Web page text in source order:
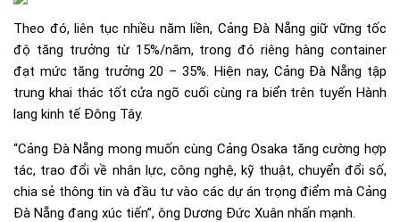
Theo đó, liên tục nhiều năm liền, Cảng Đà Nẵng giữ vững tốc
độ tăng trưởng từ 15%/năm, trong đó riêng hàng container
đạt mức tăng trưởng 20 – 35%. Hiện nay, Cảng Đà Nẵng tập
trung khai thác tốt cửa ngõ cuối cùng ra biển trên tuyến Hành
lang kinh tế Đông Tây.
“Cảng Đà Nẵng mong muốn cùng Cảng Osaka tăng cường hợp
tác, trao đổi về nhân lực, công nghệ, kỹ thuật, chuyển đổi số,
chia sẻ thông tin và đầu tư vào các dự án trọng điểm mà Cảng
Đà Nẵng đang xúc tiến”, ông Dương Đức Xuân nhấn mạnh.